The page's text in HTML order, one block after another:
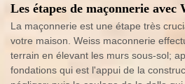
Les étapes de maçonnerie avec
La maçonnerie est une étape très
votre maison. Weiss maconnerie
terrain en élevant les murs sous-sol;
fondations qui est l'appui de la